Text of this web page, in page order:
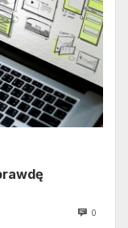
0